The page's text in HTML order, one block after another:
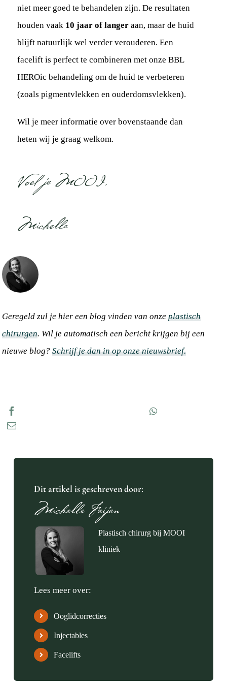
niet meer goed te behandelen zijn. De resultaten
houden vaak 10 jaar of langeraan, maar de huid
blijft natuurlijk wel verder verouderen. Een
facelift is perfect te combineren met onze BBL
HEROic behandeling om de huid te verbeteren
(zoals pigmentvlekken en ouderdomsvlekken).
Wil je meer informatie over bovenstaande dan
heten wij je graag welkom.
Voel je MOOI,
Michelle
Geregeld zul je hier een blog vinden van onze plastisch
chirurgen. Wil je automatisch een bericht krijgen bij een
nieuwe blog? Schrijf je dan in op onze nieuwsbrief.
Dit artikel is geschreven door:
Michelle Feijen
Plastisch chirurg bij MOOI
kliniek
Lees meer over:
Ooglidcorrecties
Injectables
Facelifts